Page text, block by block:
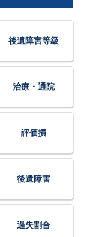
後遺障害等級
治療・通院
評価損
後遺障害
過失割合